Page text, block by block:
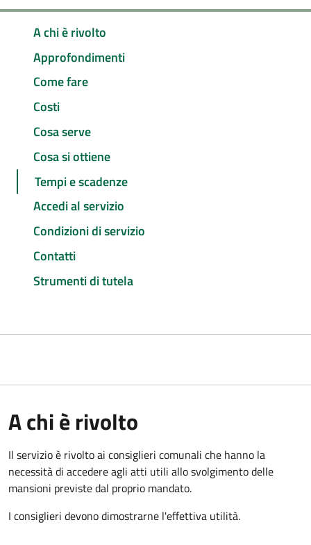
A chi è rivolto
Approfondimenti
Come fare
Costi
Cosa serve
Cosa si ottiene
Tempi e scadenze
Accedi al servizio
Condizioni di servizio
Contatti
Strumenti di tutela
A chi è rivolto
Il servizio è rivolto ai consiglieri comunali che hanno la
necessità di accedere agli atti utili allo svolgimento delle
mansioni previste dal proprio mandato.
I consiglieri devono dimostrarne l'effettiva utilità.